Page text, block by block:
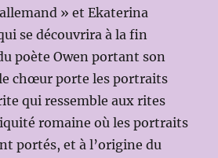
» et Ekaterina
se découvrira à la fin
poète Owen portant son
chœur porte les portraits
qui ressemble aux rites
romaine où les portraits
portés, et à l’origine du